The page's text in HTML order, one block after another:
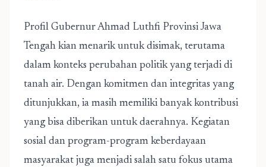
Profil Gubernur Ahmad Luthfi Provinsi Jawa
Tengah kian menarik untuk disimak, terutama
dalam konteks perubahan politik yang terjadi di
tanah air. Dengan komitmen dan integritas yang
ditunjukkan, ia masih memiliki banyak kontribusi
yang bisa diberikan untuk daerahnya. Kegiatan
sosial dan program-program keberdayaan
masyarakat juga menjadi salah satu fokus utama